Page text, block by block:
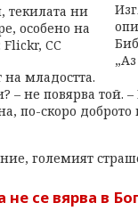
на младостта.
– не повярва той.
по-скоро
големият
се вярва в